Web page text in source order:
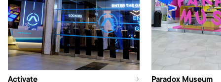
Activate Paradox Museum